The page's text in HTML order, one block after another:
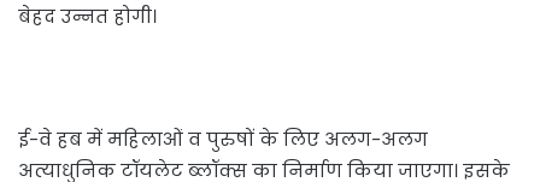
बेहद उन्नत होगी।
ई-वे हब में महिलाओं व पुरुषों के लिए अलग-अलग
अत्याधुनिक टॉयलेट ब्लॉक्स का निर्माण किया जाएगा। इसके